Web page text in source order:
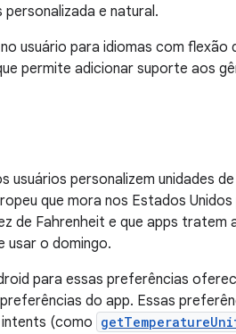
e natural.
usuário para idiomas com flexão
permite adicionar suporte aos
usuários personalizem unidades
que mora nos Estados
de Fahrenheit e que apps tratem
usar o domingo.
para essas preferências
do app. Essas
intents (como